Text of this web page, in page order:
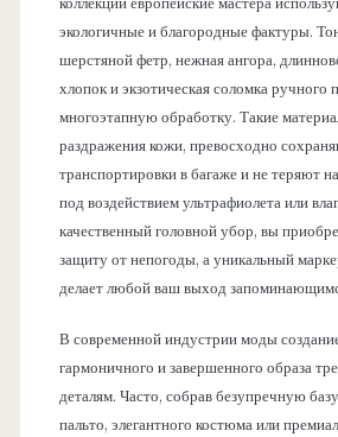
экологичные и благородные фактуры.
шерстяной фетр, нежная ангора,
хлопок и экзотическая соломка ручного
многоэтапную обработку. Такие
раздражения кожи, превосходно
транспортировки в багаже и не теряют
под воздействием ультрафиолета или
качественный головной убор, вы
защиту от непогоды, а уникальный
делает любой ваш выход
В современной индустрии моды
гармоничного и завершенного образа
деталям. Часто, собрав безупречную
пальто, элегантного костюма или